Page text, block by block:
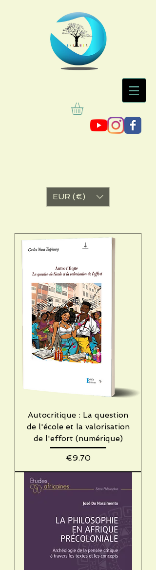
EUR (€)
Autocritique : La question
de l'école et la valorisation
de l'effort (numérique)
Price
€9.70